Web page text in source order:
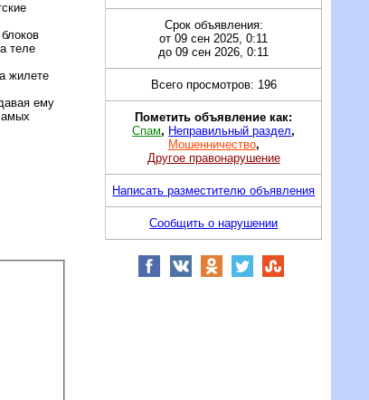
теле
жилете
ему
Срок объявления:
от 09 сен 2025, 0:11
до 09 сен 2026, 0:11
Всего просмотров: 196
Пометить объявление как:
Спам, Неправильный раздел,
Мошенничество,
Другое правонарушение
Написать разместителю объявления
Сообщить о нарушении